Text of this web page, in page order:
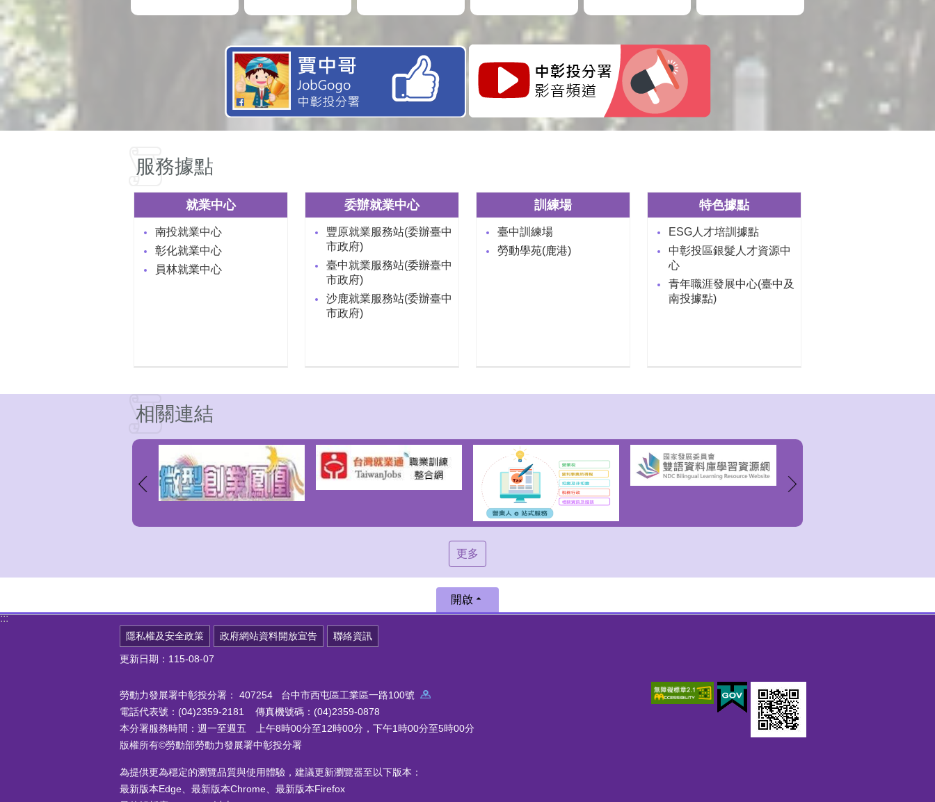
服務據點
就業中心
南投就業中心
彰化就業中心
員林就業中心
委辦就業中心
豐原就業服務站(委辦臺中
市政府)
臺中就業服務站(委辦臺中
市政府)
沙鹿就業服務站(委辦臺中
市政府)
訓練場
臺中訓練場
勞動學苑(鹿港)
特色據點
ESG人才培訓據點
中彰投區銀髮人才資源中
心
青年職涯發展中心(臺中及
南投據點)
相關連結
更多
:::
開啟
隱私權及安全政策 政府網站資料開放宣告 聯絡資訊
更新日期：115-08-07
勞動力發展署中彰投分署： 407254 台中市西屯區工業區一路100號
電話代表號：(04)2359-2181 傳真機號碼：(04)2359-0878
本分署服務時間：週一至週五 上午8時00分至12時00分，下午1時00分至5時00分
版權所有©勞動部勞動力發展署中彰投分署
為提供更為穩定的瀏覽品質與使用體驗，建議更新瀏覽器至以下版本：
最新版本Edge、最新版本Chrome、最新版本Firefox